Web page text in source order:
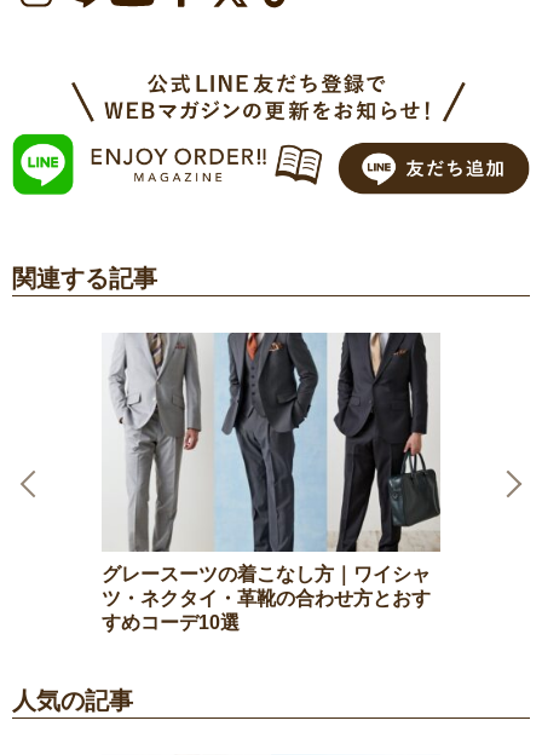
関連する記事
Previous
グレースーツの着こなし方｜ワイシャ
ツ・ネクタイ・革靴の合わせ方とおす
すめコーデ10選
Next
人気の記事